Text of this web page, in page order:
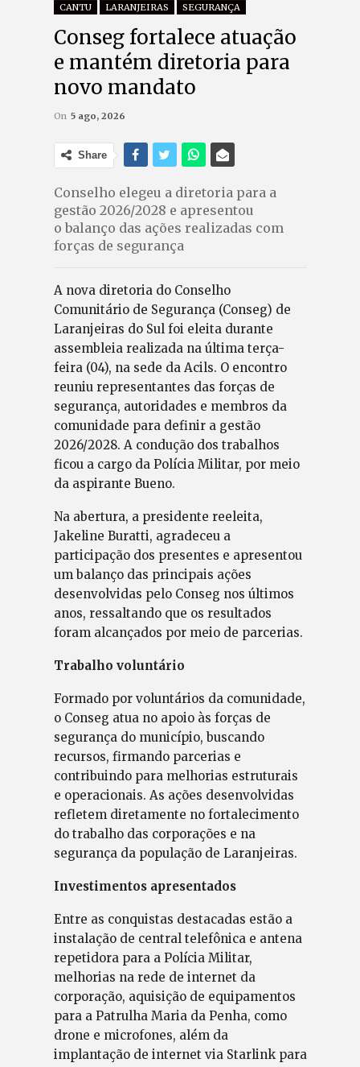
CANTU LARANJEIRAS SEGURANÇA
Conseg fortalece atuação
e mantém diretoria para
novo mandato
On 5 ago, 2026
Share
Conselho elegeu a diretoria para a
gestão 2026/2028 e apresentou
o balanço das ações realizadas com
forças de segurança
A nova diretoria do Conselho
Comunitário de Segurança (Conseg) de
Laranjeiras do Sul foi eleita durante
assembleia realizada na última terça-
feira (04), na sede da Acils. O encontro
reuniu representantes das forças de
segurança, autoridades e membros da
comunidade para definir a gestão
2026/2028. A condução dos trabalhos
ficou a cargo da Polícia Militar, por meio
da aspirante Bueno.
Na abertura, a presidente reeleita,
Jakeline Buratti, agradeceu a
participação dos presentes e apresentou
um balanço das principais ações
desenvolvidas pelo Conseg nos últimos
anos, ressaltando que os resultados
foram alcançados por meio de parcerias.
Trabalho voluntário
Formado por voluntários da comunidade,
o Conseg atua no apoio às forças de
segurança do município, buscando
recursos, firmando parcerias e
contribuindo para melhorias estruturais
e operacionais. As ações desenvolvidas
refletem diretamente no fortalecimento
do trabalho das corporações e na
segurança da população de Laranjeiras.
Investimentos apresentados
Entre as conquistas destacadas estão a
instalação de central telefônica e antena
repetidora para a Polícia Militar,
melhorias na rede de internet da
corporação, aquisição de equipamentos
para a Patrulha Maria da Penha, como
drone e microfones, além da
implantação de internet via Starlink para